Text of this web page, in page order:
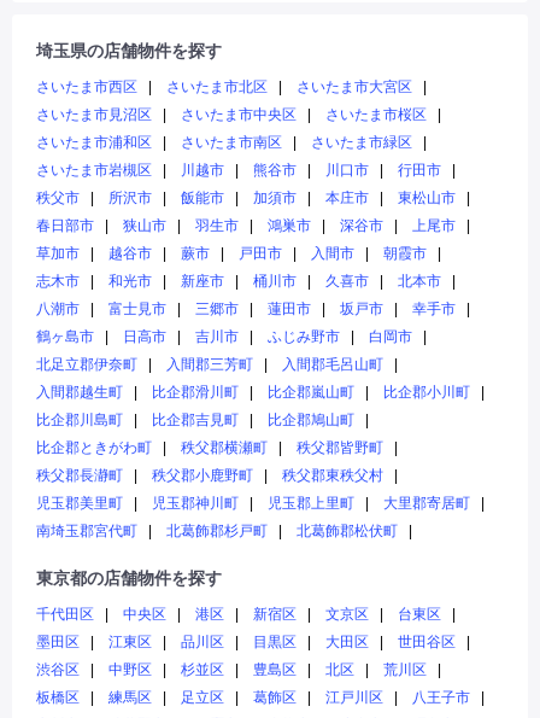
埼玉県の店舗物件を探す
さいたま市西区 さいたま市北区
さいたま市大宮区
さいたま市見沼区
さいたま市中央区
さいたま市桜区
さいたま市浦和区
さいたま市南区
さいたま市緑区
さいたま市岩槻区
川越市 熊谷市 川口市
行田市
秩父市
所沢市 飯能市 加須市 本庄市
東松山市
春日部市
狭山市 羽生市 鴻巣市 深谷市
上尾市
草加市
越谷市 蕨市 戸田市 入間市
朝霞市
志木市
和光市 新座市 桶川市 久喜市
北本市
八潮市
富士見市 三郷市 蓮田市 坂戸市
幸手市
鶴ヶ島市
日高市 吉川市 ふじみ野市
白岡市
北足立郡伊奈町
入間郡三芳町
入間郡毛呂山町
入間郡越生町
比企郡滑川町 比企郡嵐山町
比企郡小川町
比企郡川島町
比企郡吉見町
比企郡鳩山町
比企郡ときがわ町
秩父郡横瀬町
秩父郡皆野町
秩父郡長瀞町
秩父郡小鹿野町
秩父郡東秩父村
児玉郡美里町
児玉郡神川町 児玉郡上里町
大里郡寄居町
南埼玉郡宮代町
北葛飾郡杉戸町 北葛飾郡松伏町
東京都の店舗物件を探す
千代田区 中央区 港区 新宿区 文京区
台東区
墨田区
江東区 品川区 目黒区 大田区
世田谷区
渋谷区
中野区 杉並区 豊島区 北区
荒川区
板橋区
練馬区 足立区 葛飾区 江戸川区
八王子市